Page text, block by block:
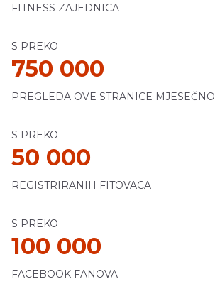
FITNESS ZAJEDNICA
S PREKO
750 000
PREGLEDA OVE STRANICE MJESEČNO
S PREKO
50 000
REGISTRIRANIH FITOVACA
S PREKO
100 000
FACEBOOK FANOVA